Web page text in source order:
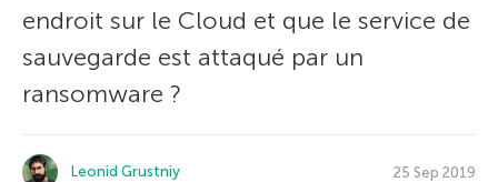
endroit sur le Cloud et que le service de
sauvegarde est attaqué par un
ransomware ?
Leonid Grustniy 25 Sep 2019